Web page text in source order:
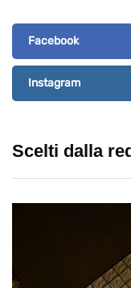
Facebook
Instagram
Scelti dalla